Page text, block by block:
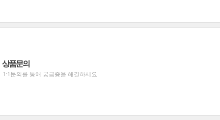
상품문의
1:1문의를 통해 궁금증을 해결하세요.